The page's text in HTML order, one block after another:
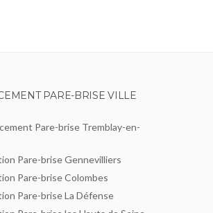
PARE-BRISE VILLE
Pare-brise Tremblay-en-
Pare-brise Gennevilliers
Pare-brise Colombes
Pare-brise La Défense